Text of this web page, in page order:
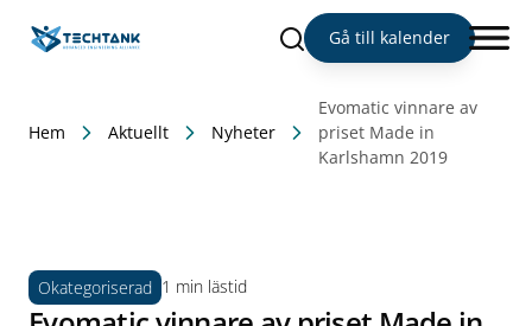
Sök Gå till kalender
Hem Aktuellt Nyheter
Evomatic vinnare av
priset Made in
Karlshamn 2019
Okategoriserad 1 min lästid